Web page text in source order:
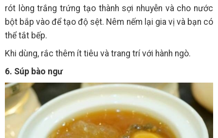
rót lòng trắng trứng tạo thành sợi nhuyễn và cho nước
bột bắp vào để tạo độ sệt. Nêm nếm lại gia vị và bạn có
thể tắt bếp.
Khi dùng, rắc thêm ít tiêu và trang trí với hành ngò.
6. Súp bào ngư